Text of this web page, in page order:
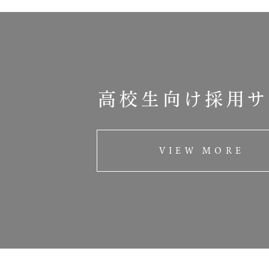
高校生向け採用サ
VIEW MORE